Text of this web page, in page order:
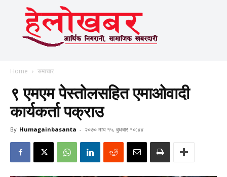
Home समाचार
९ एमएम पेस्तोलसहित एमाओवादी
कार्यकर्ता पक्राउ
By Humagainbasanta - २०७० माघ १५, बुधबार १०:४४